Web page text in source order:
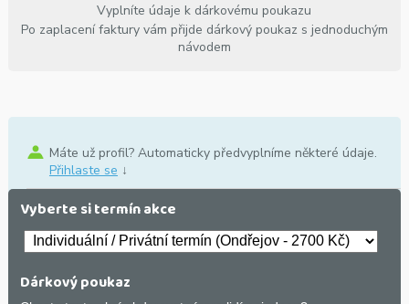
Vyplníte údaje k dárkovému poukazu
Po zaplacení faktury vám přijde dárkový poukaz s jednoduchým
návodem
Máte už profil? Automaticky předvyplníme některé údaje.
Přihlaste se ↓
Vyberte si termín akce
Dárkový poukaz